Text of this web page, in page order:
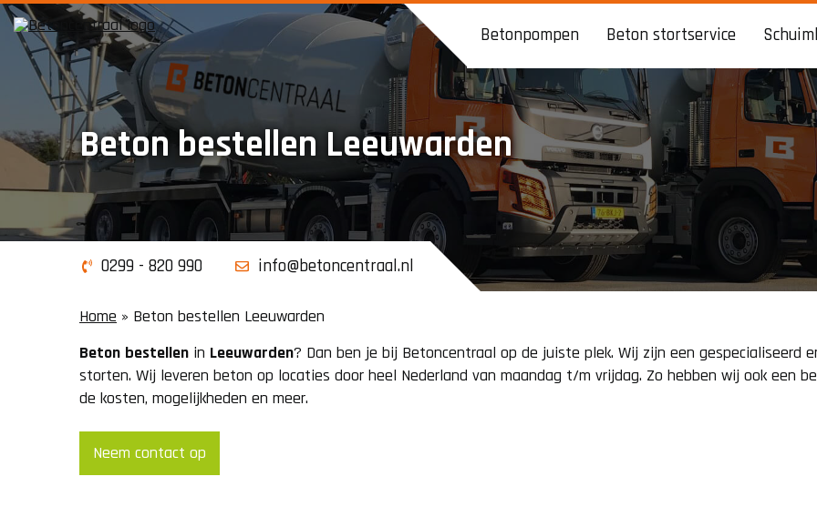
Betonpompen
Aanhangerpomp
Betonpomp
Betonpompwagen
Citypomp
Giekpomp
Beton stortservice
Aanbouw
Betonvloer
Fundering
Garage
Oprit
Beton bestellen Leeuwarden
0299 - 820 990 info@betoncentraal.nl
Home » Beton bestellen Leeuwarden
Beton bestellen in Leeuwarden? Dan ben je bij Betoncentraal op de juiste plek. Wij zijn een gespecialiseerd
storten. Wij leveren beton op locaties door heel Nederland van maandag t/m vrijdag. Zo hebben wij ook een
de kosten, mogelijkheden en meer.
Neem contact op